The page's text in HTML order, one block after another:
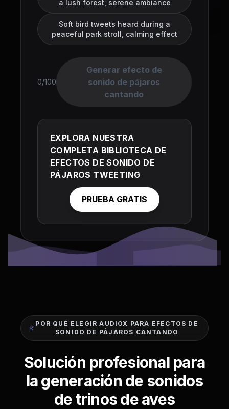
a lush forest, serene ambiance
Soft bird tweets heard during a
peaceful park stroll, calming effect
0/100
Generar efecto de
sonido de pájaros
cantando
EXPLORA NUESTRA
COMPLETA BIBLIOTECA DE
EFECTOS DE SONIDO DE
PÁJAROS TWEETING
PRUEBA GRATIS
POR QUÉ ELEGIR AUDIOX PARA EFECTOS DE
SONIDO DE PÁJAROS CANTANDO
Solución profesional para
la generación de sonidos
de trinos de aves